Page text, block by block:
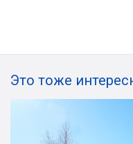
Это тоже